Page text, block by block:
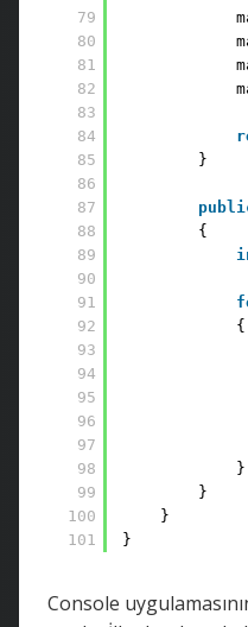
79
80
81
82
83
84
85
86
87
88
89
90
91
92
93
94
95
96
97
98
99
100
101
}
{
{
}
}
}
}
Console